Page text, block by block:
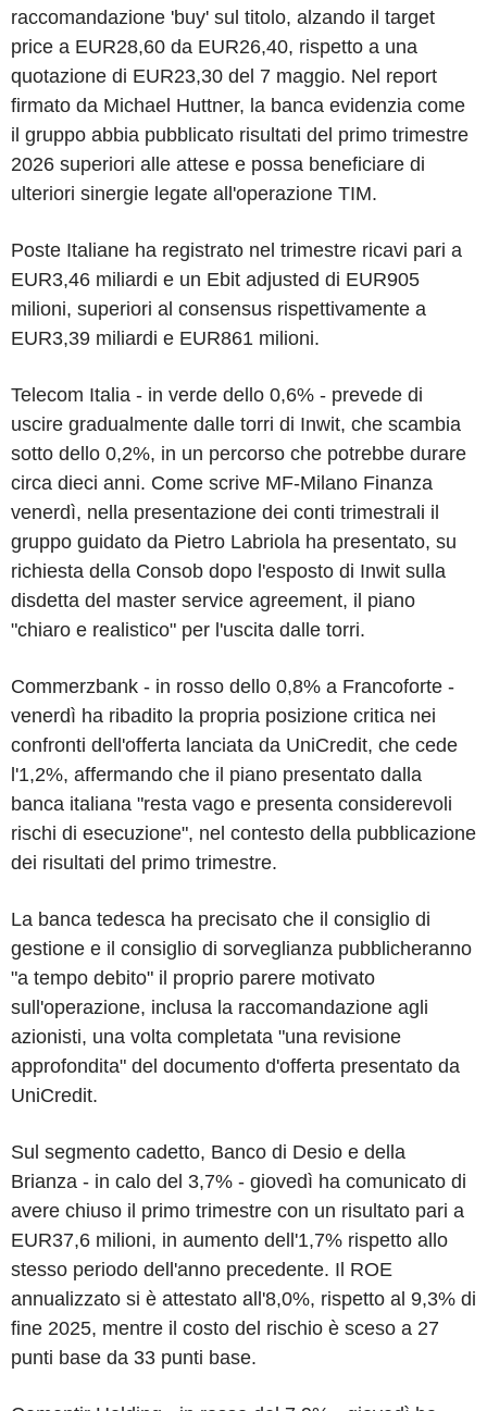
raccomandazione 'buy' sul titolo, alzando il target
price a EUR28,60 da EUR26,40, rispetto a una
quotazione di EUR23,30 del 7 maggio. Nel report
firmato da Michael Huttner, la banca evidenzia come
il gruppo abbia pubblicato risultati del primo trimestre
2026 superiori alle attese e possa beneficiare di
ulteriori sinergie legate all'operazione TIM.
Poste Italiane ha registrato nel trimestre ricavi pari a
EUR3,46 miliardi e un Ebit adjusted di EUR905
milioni, superiori al consensus rispettivamente a
EUR3,39 miliardi e EUR861 milioni.
Telecom Italia - in verde dello 0,6% - prevede di
uscire gradualmente dalle torri di Inwit, che scambia
sotto dello 0,2%, in un percorso che potrebbe durare
circa dieci anni. Come scrive MF-Milano Finanza
venerdì, nella presentazione dei conti trimestrali il
gruppo guidato da Pietro Labriola ha presentato, su
richiesta della Consob dopo l'esposto di Inwit sulla
disdetta del master service agreement, il piano
"chiaro e realistico" per l'uscita dalle torri.
Commerzbank - in rosso dello 0,8% a Francoforte -
venerdì ha ribadito la propria posizione critica nei
confronti dell'offerta lanciata da UniCredit, che cede
l'1,2%, affermando che il piano presentato dalla
banca italiana "resta vago e presenta considerevoli
rischi di esecuzione", nel contesto della pubblicazione
dei risultati del primo trimestre.
La banca tedesca ha precisato che il consiglio di
gestione e il consiglio di sorveglianza pubblicheranno
"a tempo debito" il proprio parere motivato
sull'operazione, inclusa la raccomandazione agli
azionisti, una volta completata "una revisione
approfondita" del documento d'offerta presentato da
UniCredit.
Sul segmento cadetto, Banco di Desio e della
Brianza - in calo del 3,7% - giovedì ha comunicato di
avere chiuso il primo trimestre con un risultato pari a
EUR37,6 milioni, in aumento dell'1,7% rispetto allo
stesso periodo dell'anno precedente. Il ROE
annualizzato si è attestato all'8,0%, rispetto al 9,3% di
fine 2025, mentre il costo del rischio è sceso a 27
punti base da 33 punti base.